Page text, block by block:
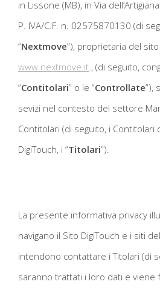
in Lissone (MB), in Via
P. IVA/C.F. n. 02575870130 (di
“Nextmove”), proprietaria del
www.nextmove.it ., (di seguito,
“Contitolari” o le “Controllate”),
sevizi nel contesto del settore
Contitolari (di seguito, i Contitolari
DigiTouch, i “Titolari”).
La presente informativa privacy
navigano il Sito DigiTouch e i siti
intendono contattare i Titolari (di
saranno trattati i loro dati e viene